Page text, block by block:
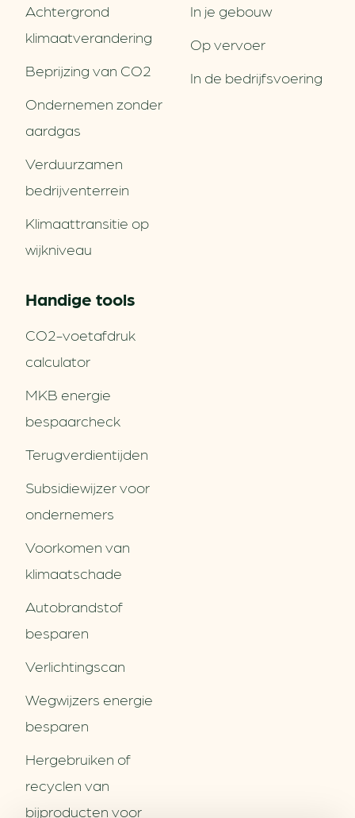
Partners
Achtergrond
klimaatverandering
Beprijzing van CO2
Ondernemen zonder
aardgas
Verduurzamen
bedrijventerrein
Klimaattransitie op
wijkniveau
In je gebouw
Op vervoer
In de bedrijfsvoering
Handige tools
CO2-voetafdruk
calculator
MKB energie
bespaarcheck
Terugverdien­tijden
Subsidiewijzer voor
ondernemers
Voorkomen van
klimaatschade
Autobrandstof
besparen
Verlichtingscan
Wegwijzers energie
besparen
Hergebruiken of
recyclen van
bijproducten voor